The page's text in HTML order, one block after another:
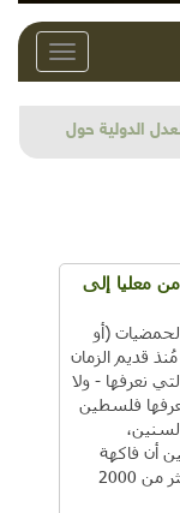
Toggle
وحلويات قبيحة
معليا إلى
(أو
قديم الزمان
نعرفها - ولا
فلسطين
أن فاكهة
الأترج يعود تاريخها غالبًا لأكثر من 2000